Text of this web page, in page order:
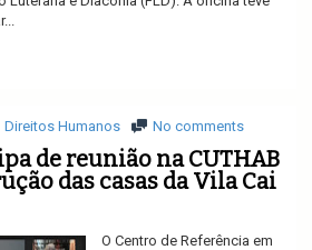
Direitos Humanos No comments
de reunião na CUTHAB
das casas da Vila Cai
O Centro de Referência em